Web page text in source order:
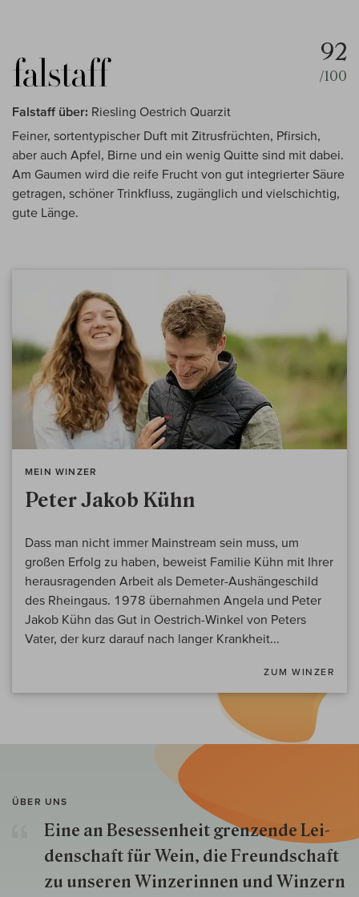
92
/100
Falstaff über: Riesling Oestrich Quarzit
Feiner, sortentypischer Duft mit Zitrusfrüchten, Pfirsich,
aber auch Apfel, Birne und ein wenig Quitte sind mit dabei.
Am Gaumen wird die reife Frucht von gut integrierter Säure
getragen, schöner Trinkfluss, zugänglich und vielschichtig,
gute Länge.
MEIN WINZER
Peter Jakob Kühn
Dass man nicht immer Mainstream sein muss, um
großen Erfolg zu haben, beweist Familie Kühn mit Ihrer
herausragenden Arbeit als Demeter-Aushängeschild
des Rheingaus. 1978 übernahmen Angela und Peter
Jakob Kühn das Gut in Oestrich-Winkel von Peters
Vater, der kurz darauf nach langer Krankheit...
ZUM WINZER
ÜBER UNS
Eine an Besessenheit gren­zende Lei­
den­schaft für Wein, die Freund­schaft
zu unseren Win­zer­innen und Win­zern